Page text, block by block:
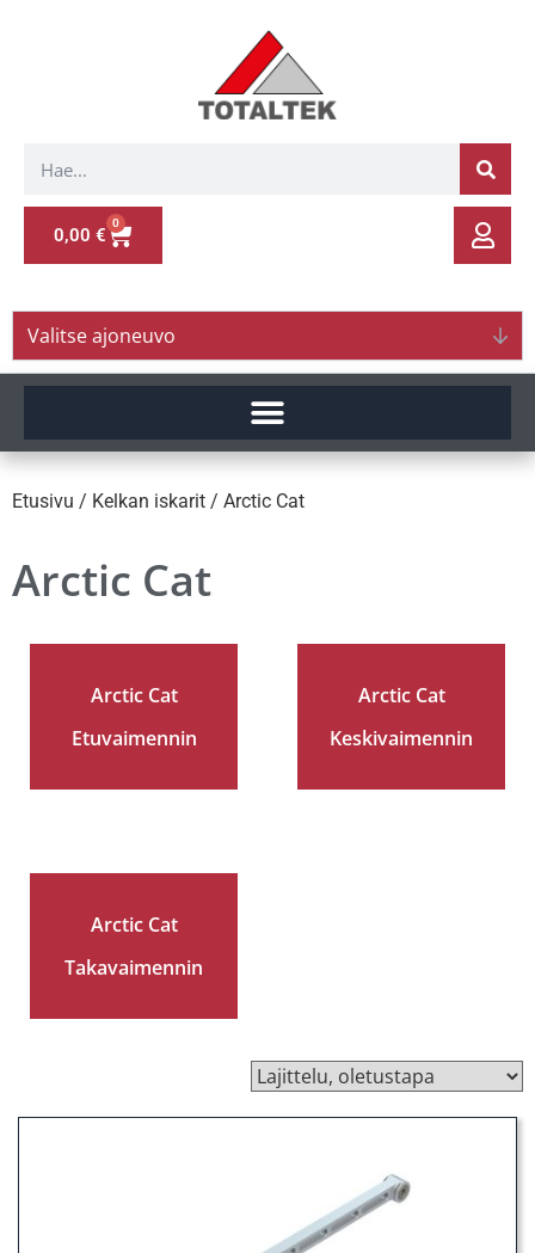
0,00 €
0
Valitse ajoneuvo
Etusivu / Kelkan iskarit / Arctic Cat
Arctic Cat
Arctic Cat
Etuvaimennin
Arctic Cat
Keskivaimennin
Arctic Cat
Takavaimennin